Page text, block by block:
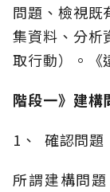
問題、檢視既
集資料、分析
取行動）。《
階段一》建構
1、 確認問題
所謂建構問